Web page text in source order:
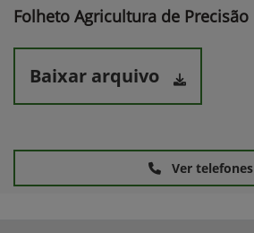
Folheto Agricultura de Precisão
Baixar arquivo
Ver telefones